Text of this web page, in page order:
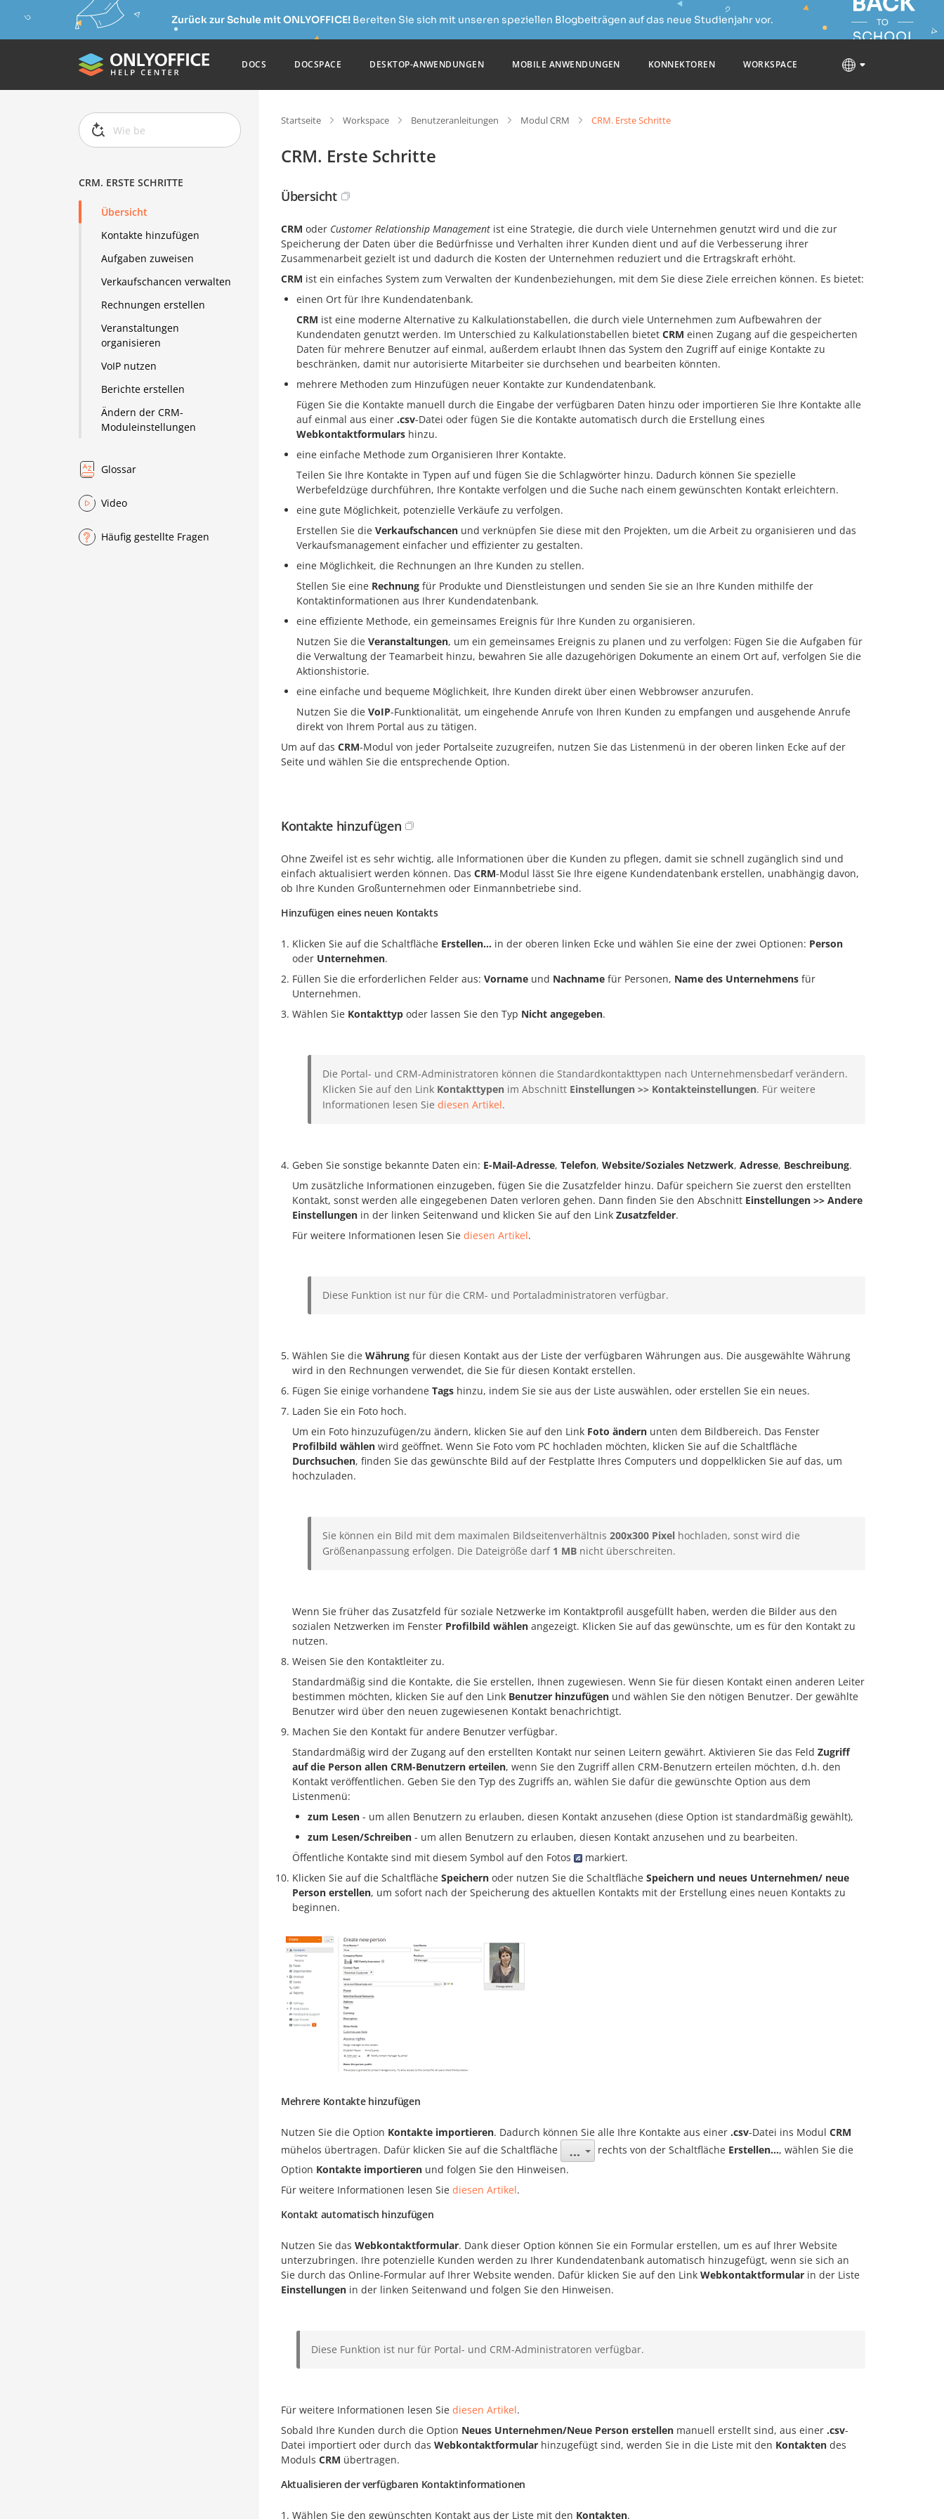
Zurück zur Schule mit ONLYOFFICE!Bereiten Sie sich mit unseren speziellen Blogbeiträgen auf das neue Studienjahr vor.
DOCS DOCSPACE DESKTOP-ANWENDUNGEN MOBILE ANWENDUNGEN KONNEKTOREN WORKSPACE
CRM. ERSTE SCHRITTE
Übersicht
Kontakte hinzufügen
Aufgaben zuweisen
Verkaufschancen verwalten
Rechnungen erstellen
Veranstaltungen
organisieren
VoIP nutzen
Berichte erstellen
Ändern der CRM-
Moduleinstellungen
Glossar
Video
Häufig gestellte Fragen
Startseite Workspace Benutzeranleitungen Modul CRM CRM. Erste Schritte
CRM. Erste Schritte
Übersicht
CRM oder Customer Relationship Management ist eine Strategie, die durch viele Unternehmen genutzt wird und die zur
Speicherung der Daten über die Bedürfnisse und Verhalten ihrer Kunden dient und auf die Verbesserung ihrer
Zusammenarbeit gezielt ist und dadurch die Kosten der Unternehmen reduziert und die Ertragskraft erhöht.
CRM ist ein einfaches System zum Verwalten der Kundenbeziehungen, mit dem Sie diese Ziele erreichen können. Es bietet:
einen Ort für Ihre Kundendatenbank.
CRM ist eine moderne Alternative zu Kalkulationstabellen, die durch viele Unternehmen zum Aufbewahren der
Kundendaten genutzt werden. Im Unterschied zu Kalkulationstabellen bietet CRM einen Zugang auf die gespeicherten
Daten für mehrere Benutzer auf einmal, außerdem erlaubt Ihnen das System den Zugriff auf einige Kontakte zu
beschränken, damit nur autorisierte Mitarbeiter sie durchsehen und bearbeiten könnten.
mehrere Methoden zum Hinzufügen neuer Kontakte zur Kundendatenbank.
Fügen Sie die Kontakte manuell durch die Eingabe der verfügbaren Daten hinzu oder importieren Sie Ihre Kontakte alle
auf einmal aus einer .csv-Datei oder fügen Sie die Kontakte automatisch durch die Erstellung eines
Webkontaktformulars hinzu.
eine einfache Methode zum Organisieren Ihrer Kontakte.
Teilen Sie Ihre Kontakte in Typen auf und fügen Sie die Schlagwörter hinzu. Dadurch können Sie spezielle
Werbefeldzüge durchführen, Ihre Kontakte verfolgen und die Suche nach einem gewünschten Kontakt erleichtern.
eine gute Möglichkeit, potenzielle Verkäufe zu verfolgen.
Erstellen Sie die Verkaufschancen und verknüpfen Sie diese mit den Projekten, um die Arbeit zu organisieren und das
Verkaufsmanagement einfacher und effizienter zu gestalten.
eine Möglichkeit, die Rechnungen an Ihre Kunden zu stellen.
Stellen Sie eine Rechnung für Produkte und Dienstleistungen und senden Sie sie an Ihre Kunden mithilfe der
Kontaktinformationen aus Ihrer Kundendatenbank.
eine effiziente Methode, ein gemeinsames Ereignis für Ihre Kunden zu organisieren.
Nutzen Sie die Veranstaltungen, um ein gemeinsames Ereignis zu planen und zu verfolgen: Fügen Sie die Aufgaben für
die Verwaltung der Teamarbeit hinzu, bewahren Sie alle dazugehörigen Dokumente an einem Ort auf, verfolgen Sie die
Aktionshistorie.
eine einfache und bequeme Möglichkeit, Ihre Kunden direkt über einen Webbrowser anzurufen.
Nutzen Sie die VoIP-Funktionalität, um eingehende Anrufe von Ihren Kunden zu empfangen und ausgehende Anrufe
direkt von Ihrem Portal aus zu tätigen.
Um auf das CRM-Modul von jeder Portalseite zuzugreifen, nutzen Sie das Listenmenü in der oberen linken Ecke auf der
Seite und wählen Sie die entsprechende Option.
Kontakte hinzufügen
Ohne Zweifel ist es sehr wichtig, alle Informationen über die Kunden zu pflegen, damit sie schnell zugänglich sind und
einfach aktualisiert werden können. Das CRM-Modul lässt Sie Ihre eigene Kundendatenbank erstellen, unabhängig davon,
ob Ihre Kunden Großunternehmen oder Einmannbetriebe sind.
Hinzufügen eines neuen Kontakts
Klicken Sie auf die Schaltfläche Erstellen... in der oberen linken Ecke und wählen Sie eine der zwei Optionen: Person
oder Unternehmen.
Füllen Sie die erforderlichen Felder aus: Vorname und Nachname für Personen, Name des Unternehmens für
Unternehmen.
Wählen Sie Kontakttyp oder lassen Sie den Typ Nicht angegeben.
Die Portal- und CRM-Administratoren können die Standardkontakttypen nach Unternehmensbedarf verändern.
Klicken Sie auf den Link Kontakttypen im Abschnitt Einstellungen >> Kontakteinstellungen. Für weitere
Informationen lesen Sie diesen Artikel.
Geben Sie sonstige bekannte Daten ein: E-Mail-Adresse, Telefon, Website/Soziales Netzwerk, Adresse, Beschreibung.
Um zusätzliche Informationen einzugeben, fügen Sie die Zusatzfelder hinzu. Dafür speichern Sie zuerst den erstellten
Kontakt, sonst werden alle eingegebenen Daten verloren gehen. Dann finden Sie den Abschnitt Einstellungen >> Andere
Einstellungen in der linken Seitenwand und klicken Sie auf den Link Zusatzfelder.
Für weitere Informationen lesen Sie diesen Artikel.
Diese Funktion ist nur für die CRM- und Portaladministratoren verfügbar.
Wählen Sie die Währung für diesen Kontakt aus der Liste der verfügbaren Währungen aus. Die ausgewählte Währung
wird in den Rechnungen verwendet, die Sie für diesen Kontakt erstellen.
Fügen Sie einige vorhandene Tags hinzu, indem Sie sie aus der Liste auswählen, oder erstellen Sie ein neues.
Laden Sie ein Foto hoch.
Um ein Foto hinzuzufügen/zu ändern, klicken Sie auf den Link Foto ändern unten dem Bildbereich. Das Fenster
Profilbild wählen wird geöffnet. Wenn Sie Foto vom PC hochladen möchten, klicken Sie auf die Schaltfläche
Durchsuchen, finden Sie das gewünschte Bild auf der Festplatte Ihres Computers und doppelklicken Sie auf das, um
hochzuladen.
Sie können ein Bild mit dem maximalen Bildseitenverhältnis 200x300 Pixel hochladen, sonst wird die
Größenanpassung erfolgen. Die Dateigröße darf 1 MB nicht überschreiten.
Wenn Sie früher das Zusatzfeld für soziale Netzwerke im Kontaktprofil ausgefüllt haben, werden die Bilder aus den
sozialen Netzwerken im Fenster Profilbild wählen angezeigt. Klicken Sie auf das gewünschte, um es für den Kontakt zu
nutzen.
Weisen Sie den Kontaktleiter zu.
Standardmäßig sind die Kontakte, die Sie erstellen, Ihnen zugewiesen. Wenn Sie für diesen Kontakt einen anderen Leiter
bestimmen möchten, klicken Sie auf den Link Benutzer hinzufügen und wählen Sie den nötigen Benutzer. Der gewählte
Benutzer wird über den neuen zugewiesenen Kontakt benachrichtigt.
Machen Sie den Kontakt für andere Benutzer verfügbar.
Standardmäßig wird der Zugang auf den erstellten Kontakt nur seinen Leitern gewährt. Aktivieren Sie das Feld Zugriff
auf die Person allen CRM-Benutzern erteilen, wenn Sie den Zugriff allen CRM-Benutzern erteilen möchten, d.h. den
Kontakt veröffentlichen. Geben Sie den Typ des Zugriffs an, wählen Sie dafür die gewünschte Option aus dem
Listenmenü:
zum Lesen - um allen Benutzern zu erlauben, diesen Kontakt anzusehen (diese Option ist standardmäßig gewählt),
zum Lesen/Schreiben - um allen Benutzern zu erlauben, diesen Kontakt anzusehen und zu bearbeiten.
Öffentliche Kontakte sind mit diesem Symbol auf den Fotos
markiert.
Klicken Sie auf die Schaltfläche Speichern oder nutzen Sie die Schaltfläche Speichern und neues Unternehmen/ neue
Person erstellen, um sofort nach der Speicherung des aktuellen Kontakts mit der Erstellung eines neuen Kontakts zu
beginnen.
Mehrere Kontakte hinzufügen
Nutzen Sie die Option Kontakte importieren. Dadurch können Sie alle Ihre Kontakte aus einer .csv-Datei ins Modul CRM
mühelos übertragen. Dafür klicken Sie auf die Schaltfläche
rechts von der Schaltfläche Erstellen..., wählen Sie die
Option Kontakte importieren und folgen Sie den Hinweisen.
Für weitere Informationen lesen Sie diesen Artikel.
Kontakt automatisch hinzufügen
Nutzen Sie das Webkontaktformular. Dank dieser Option können Sie ein Formular erstellen, um es auf Ihrer Website
unterzubringen. Ihre potenzielle Kunden werden zu Ihrer Kundendatenbank automatisch hinzugefügt, wenn sie sich an
Sie durch das Online-Formular auf Ihrer Website wenden. Dafür klicken Sie auf den Link Webkontaktformular in der Liste
Einstellungen in der linken Seitenwand und folgen Sie den Hinweisen.
Diese Funktion ist nur für Portal- und CRM-Administratoren verfügbar.
Für weitere Informationen lesen Sie diesen Artikel.
Sobald Ihre Kunden durch die Option Neues Unternehmen/Neue Person erstellen manuell erstellt sind, aus einer .csv-
Datei importiert oder durch das Webkontaktformular hinzugefügt sind, werden Sie in die Liste mit den Kontakten des
Moduls CRM übertragen.
Aktualisieren der verfügbaren Kontaktinformationen
Wählen Sie den gewünschten Kontakt aus der Liste mit den Kontakten.